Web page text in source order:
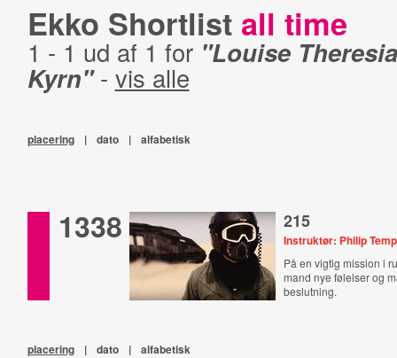
Ekko Shortlist all time
1 - 1 ud af 1 for "Louise
Kyrn"- vis alle
placering | dato | alfabetisk
1338 215
Instruktør: Philip
På en vigtig mission i
mand nye følelser og
beslutning.
placering | dato | alfabetisk